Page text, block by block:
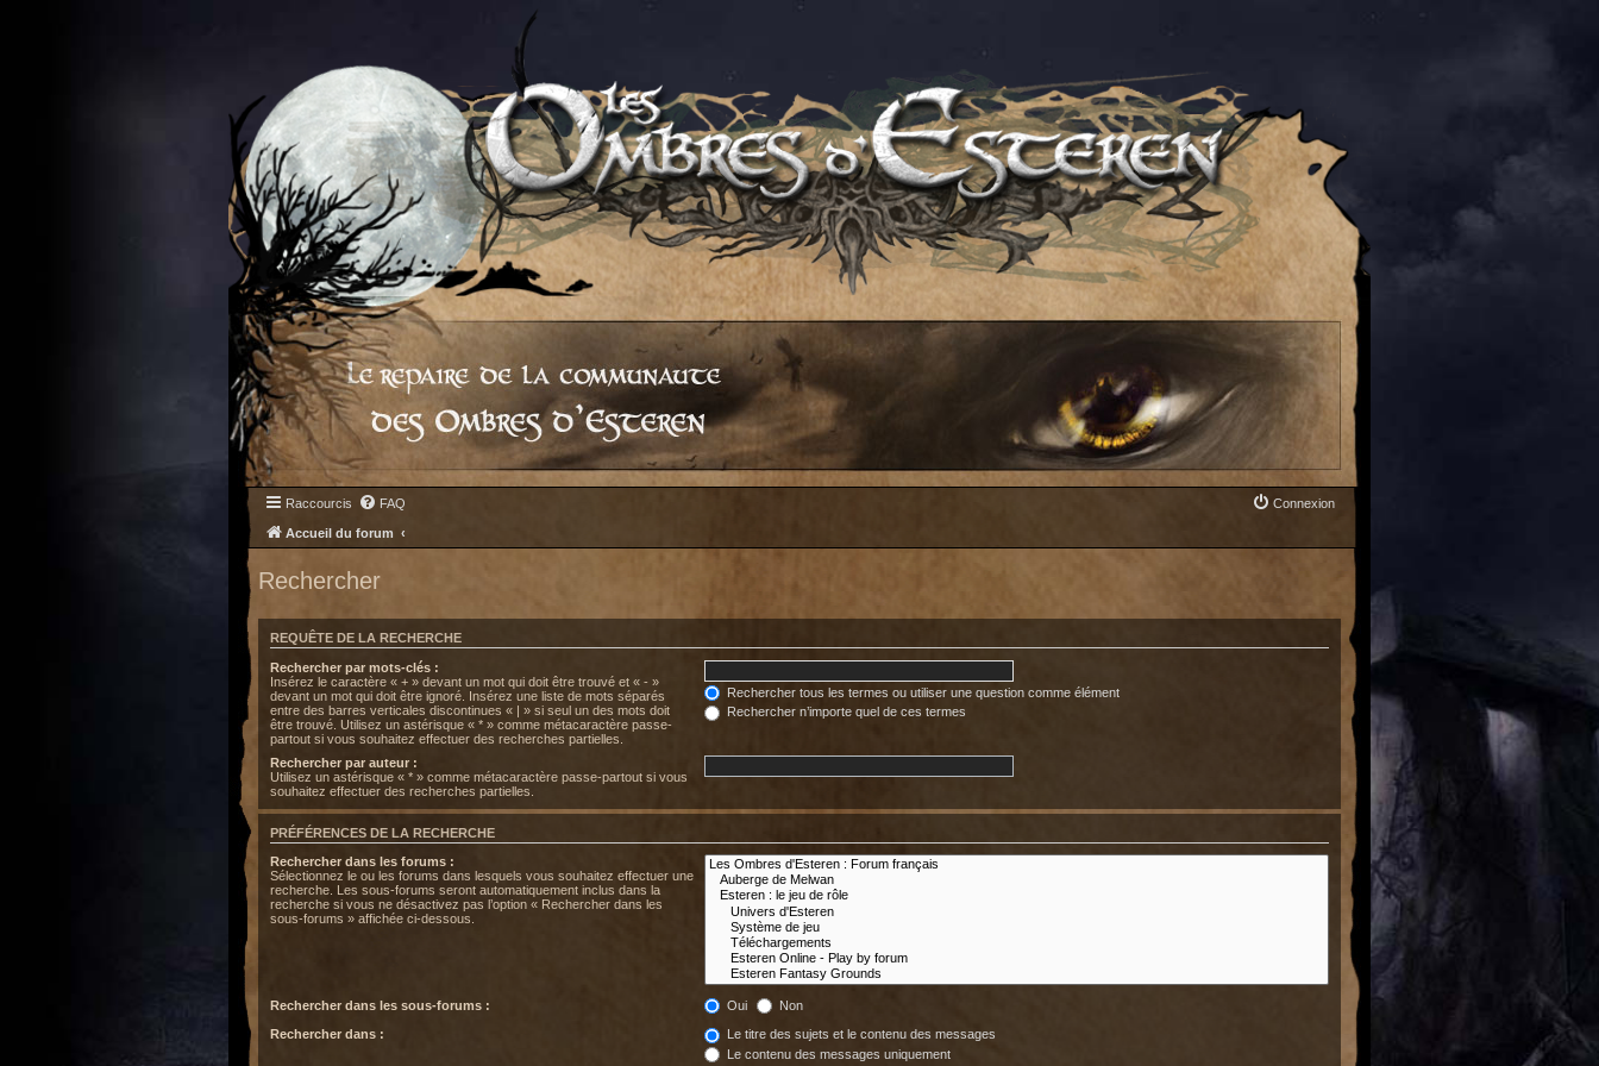
Raccourcis FAQ Connexion
Accueil du forum
Rechercher
REQUÊTE DE LA RECHERCHE
Rechercher par mots-clés :
Insérez le caractère « + » devant un mot qui doit être trouvé et « - »
devant un mot qui doit être ignoré. Insérez une liste de mots séparés
entre des barres verticales discontinues « | » si seul un des mots doit
être trouvé. Utilisez un astérisque « * » comme métacaractère passe-
partout si vous souhaitez effectuer des recherches partielles.
Rechercher tous les termes ou utiliser une question comme élément
Rechercher n’importe quel de ces termes
Rechercher par auteur :
Utilisez un astérisque « * » comme métacaractère passe-partout si vous
souhaitez effectuer des recherches partielles.
PRÉFÉRENCES DE LA RECHERCHE
Rechercher dans les forums :
Sélectionnez le ou les forums dans lesquels vous souhaitez effectuer une
recherche. Les sous-forums seront automatiquement inclus dans la
recherche si vous ne désactivez pas l’option « Rechercher dans les
sous-forums » affichée ci-dessous.
Rechercher dans les sous-forums : Oui Non
Rechercher dans :
Le titre des sujets et le contenu des messages
Le contenu des messages uniquement